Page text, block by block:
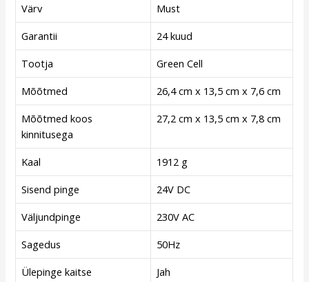
Värv
Must
Garantii
24 kuud
Tootja
Green Cell
Mõõtmed
26,4 cm x 13,5 cm x 7,6 cm
Mõõtmed koos
kinnitusega
27,2 cm x 13,5 cm x 7,8 cm
Kaal
1912 g
Sisend pinge
24V DC
Väljundpinge
230V AC
Sagedus
50Hz
Ülepinge kaitse
Jah